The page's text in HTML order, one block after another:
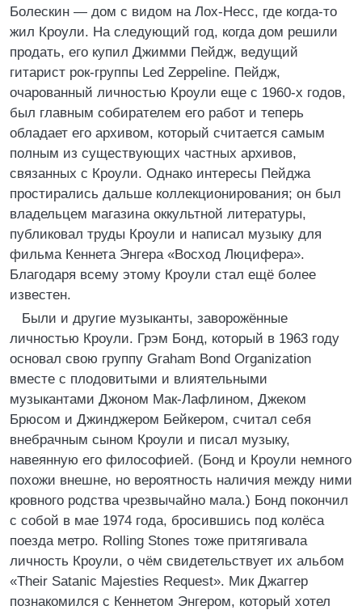
Болескин — дом с видом на Лох-Несс, где когда-то
жил Кроули. На следующий год, когда дом решили
продать, его купил Джимми Пейдж, ведущий
гитарист рок-группы Led Zeppeline. Пейдж,
очарованный личностью Кроули еще с 1960-х годов,
был главным собирателем его работ и теперь
обладает его архивом, который считается самым
полным из существующих частных архивов,
связанных с Кроули. Однако интересы Пейджа
простирались дальше коллекционирования; он был
владельцем магазина оккультной литературы,
публиковал труды Кроули и написал музыку для
фильма Кеннета Энгера «Восход Люцифера».
Благодаря всему этому Кроули стал ещё более
известен.
Были и другие музыканты, заворожённые
личностью Кроули. Грэм Бонд, который в 1963 году
основал свою группу Graham Bond Organization
вместе с плодовитыми и влиятельными
музыкантами Джоном Мак-Лафлином, Джеком
Брюсом и Джинджером Бейкером, считал себя
внебрачным сыном Кроули и писал музыку,
навеянную его философией. (Бонд и Кроули немного
похожи внешне, но вероятность наличия между ними
кровного родства чрезвычайно мала.) Бонд покончил
с собой в мае 1974 года, бросившись под колёса
поезда метро. Rolling Stones тоже притягивала
личность Кроули, о чём свидетельствует их альбом
«Their Satanic Majesties Request». Мик Джаггер
познакомился с Кеннетом Энгером, который хотел